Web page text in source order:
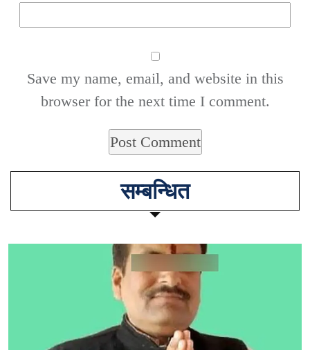
Save my name, email, and website in this
browser for the next time I comment.
सम्बन्धित